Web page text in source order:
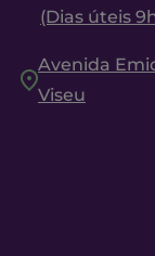
(Dias úteis
Avenida
Viseu